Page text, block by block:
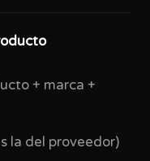
+ marca +
la del proveedor)